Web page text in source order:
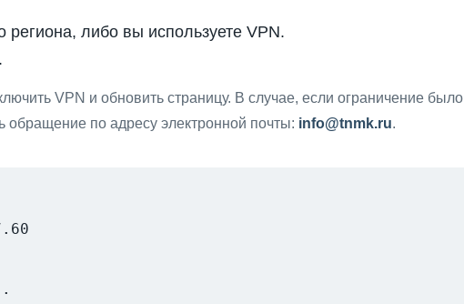
либо вы используете VPN.
VPN и обновить страницу. В случае, если ограничение было
по адресу электронной почты: info@tnmk.ru.